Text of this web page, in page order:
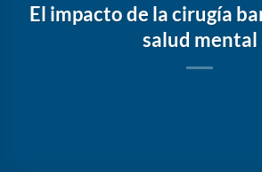
El impacto de la cirugía
salud mental